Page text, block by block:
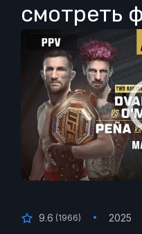
смотреть
9.6 (1966) 2025